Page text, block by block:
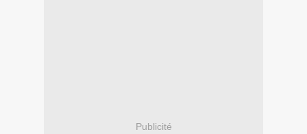
Publicité